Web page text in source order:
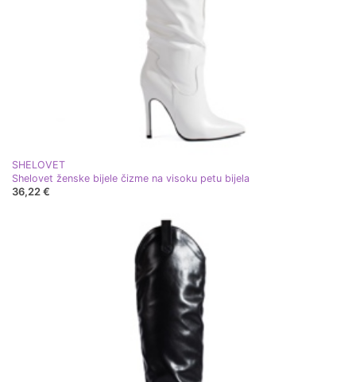
SHELOVET
Shelovet ženske bijele čizme na visoku petu bijela
36,22 €